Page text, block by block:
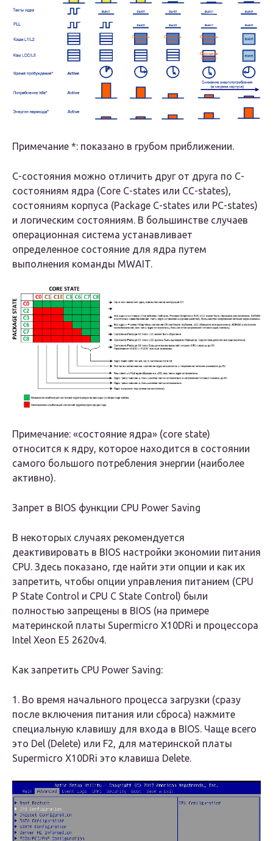
Примечание *: показано в грубом приближении.
C-состояния можно отличить друг от друга по C-
состояниям ядра (Core C-states или CC-states),
состояниям корпуса (Package C-states или PC-states)
и логическим состояниям. В большинстве случаев
операционная система устанавливает
определенное состояние для ядра путем
выполнения команды MWAIT.
Примечание: «состояние ядра» (core state)
относится к ядру, которое находится в состоянии
самого большого потребления энергии (наиболее
активно).
Запрет в BIOS функции CPU Power Saving
В некоторых случаях рекомендуется
деактивировать в BIOS настройки экономии питания
CPU. Здесь показано, где найти эти опции и как их
запретить, чтобы опции управления питанием (CPU
P State Control и CPU C State Control) были
полностью запрещены в BIOS (на примере
материнской платы Supermicro X10DRi и процессора
Intel Xeon E5 2620v4.
Как запретить CPU Power Saving:
1. Во время начального процесса загрузки (сразу
после включения питания или сброса) нажмите
специальную клавишу для входа в BIOS. Чаще всего
это Del (Delete) или F2, для материнской платы
Supermicro X10DRi это клавиша Delete.